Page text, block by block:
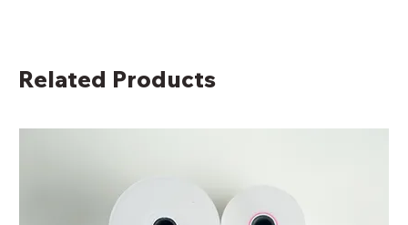
Related Products